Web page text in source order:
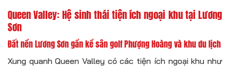
Queen Valley: Hệ sinh thái tiện ích ngoại khu tại Lương
Sơn
Đất nền Lương Sơn gần kề sân golf Phượng Hoàng và khu du lịch
Xung quanh Queen Valley có các tiện ích ngoại khu như